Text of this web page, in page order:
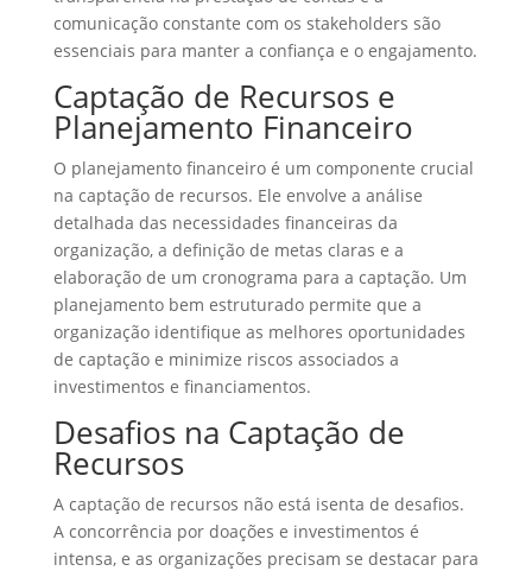
comunicação constante com os stakeholders são
essenciais para manter a confiança e o engajamento.
Captação de Recursos e
Planejamento Financeiro
O planejamento financeiro é um componente crucial
na captação de recursos. Ele envolve a análise
detalhada das necessidades financeiras da
organização, a definição de metas claras e a
elaboração de um cronograma para a captação. Um
planejamento bem estruturado permite que a
organização identifique as melhores oportunidades
de captação e minimize riscos associados a
investimentos e financiamentos.
Desafios na Captação de
Recursos
A captação de recursos não está isenta de desafios.
A concorrência por doações e investimentos é
intensa, e as organizações precisam se destacar para